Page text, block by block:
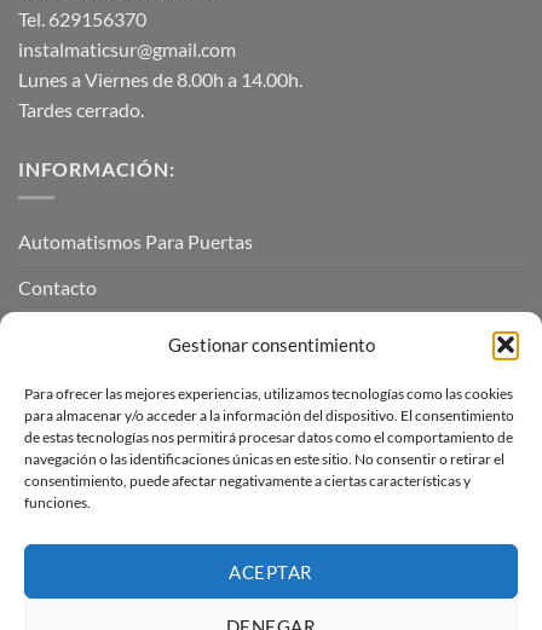
Gestionar consentimiento
Para ofrecer las mejores experiencias, utilizamos tecnologías como las cookies
para almacenar y/o acceder a la información del dispositivo. El consentimiento
de estas tecnologías nos permitirá procesar datos como el comportamiento de
navegación o las identificaciones únicas en este sitio. No consentir o retirar el
consentimiento, puede afectar negativamente a ciertas características y
funciones.
ACEPTAR
Tel. 629156370
instalmaticsur@gmail.com
Lunes a Viernes de 8.00h a 14.00h.
Tardes cerrado.
INFORMACIÓN:
Automatismos Para Puertas
Contacto
INFORMACIÓN LEGAL
Aviso Legal